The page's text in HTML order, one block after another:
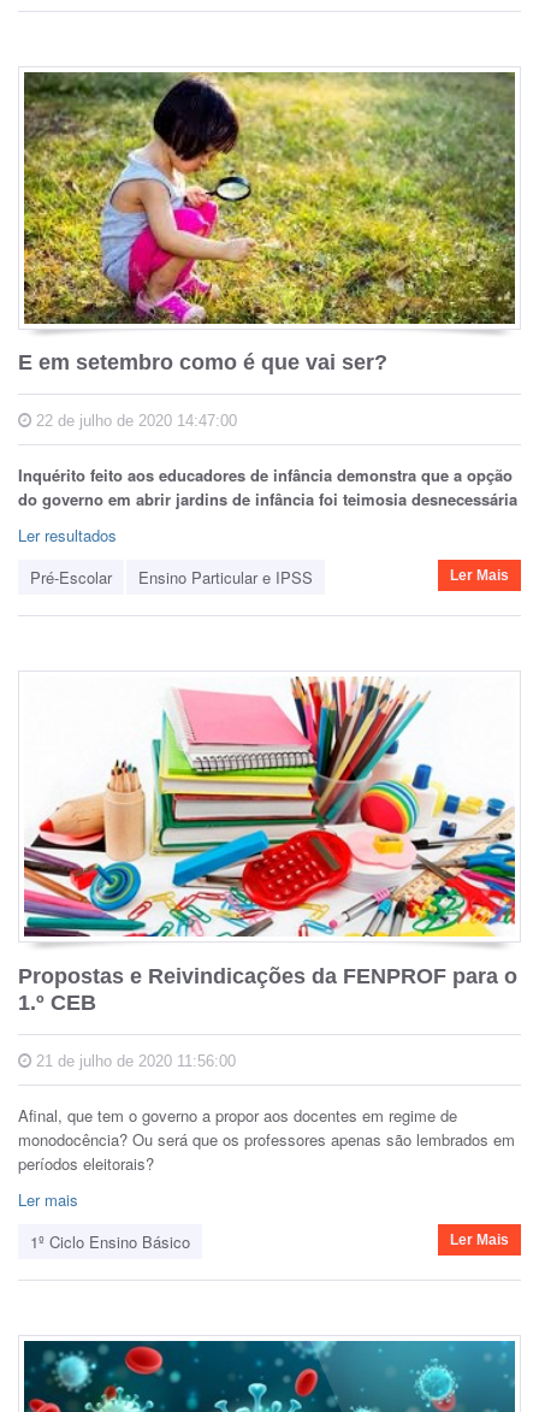
E em setembro como é que vai ser?
22 de julho de 2020 14:47:00
Inquérito feito aos educadores de infância demonstra que a opção
do governo em abrir jardins de infância foi teimosia desnecessária
Ler resultados
Pré-Escolar
Ensino Particular e IPSS Ler Mais
Propostas e Reivindicações da FENPROF para o
1.º CEB
21 de julho de 2020 11:56:00
Afinal, que tem o governo a propor aos docentes em regime de
monodocência? Ou será que os professores apenas são lembrados em
períodos eleitorais?
Ler mais
1º Ciclo Ensino Básico
Ler Mais